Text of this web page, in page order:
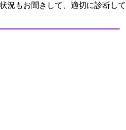
況もお聞きして、適切に診断し